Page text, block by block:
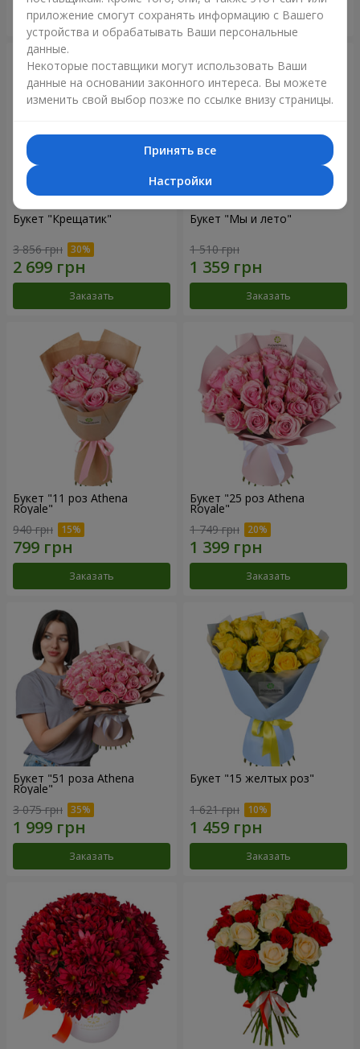
Заказать Заказать
Букет "Крещатик"
3 856 грн
Заказать
Букет "Мы и лето"
1 510 грн
Заказать
Букет "11 роз Athena
Royale"
940 грн
Заказать
Букет "25 роз Athena
Royale"
1 749 грн
Заказать
Букет "51 роза Athena
Royale"
3 075 грн
Заказать
Букет "15 желтых роз"
1 621 грн
Заказать
приложение смогут сохранять информацию с Вашего
устройства и обрабатывать Ваши персональные
данные.
Некоторые поставщики могут использовать Ваши
данные на основании законного интереса. Вы можете
изменить свой выбор позже по ссылке внизу страницы.
Принять все
Настройки